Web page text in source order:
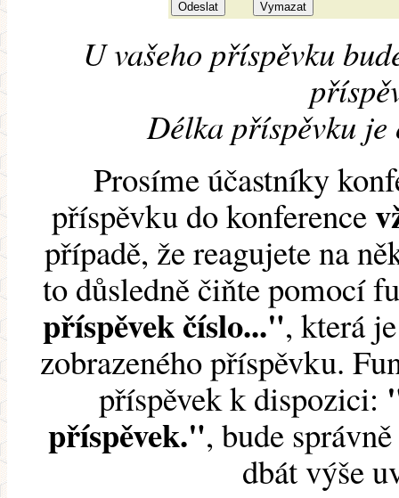
U vašeho příspěvku
Délka příspěvku je
Prosíme účastníky
příspěvku do konference
případě, že reagujete na
to důsledně čiňte pomocí
příspěvek číslo...", která
zobrazeného příspěvku.
příspěvek k dispozici:
příspěvek.", bude
dbát výše